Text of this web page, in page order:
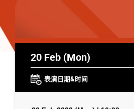
20 Feb (Mon)
表演日期&时间